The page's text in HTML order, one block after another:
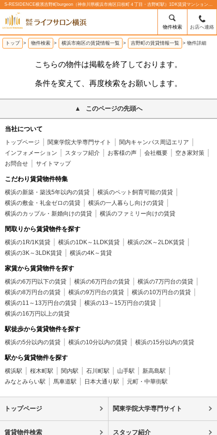
S-RESIDENCE横濱吉野町burgeon（神奈川県横浜市南区日枝町４丁目・吉野町駅）1DK賃貸マンションの賃貸物件情報%% | 株式会社ライフサロン横浜
物件検索 お店へ連絡
トップ > 物件検索 > 横浜市南区の賃貸情報一覧 > 吉野町の賃貸情報一覧 > 物件詳細
こちらの物件は掲載を終了しております。
条件を変えて、再度検索をお願いします。
このページの先頭へ
当社について
トップページ 関東学院大学専門サイト
関内キャンパス周辺エリア
インフォメーション
スタッフ紹介 お客様の声 会社概要
空き家対策
お問合せ
サイトマップ
こだわり賃貸物件特集
横浜の新築・築浅5年以内の賃貸
横浜のペット飼育可能の賃貸
横浜の敷金・礼金ゼロの賃貸
横浜の一人暮らし向けの賃貸
横浜のカップル・新婚向けの賃貸
横浜のファミリー向けの賃貸
間取りから賃貸物件を探す
横浜の1R/1K賃貸 横浜の1DK～1LDK賃貸
横浜の2K～2LDK賃貸
横浜の3K～3LDK賃貸
横浜の4K～賃貸
家賃から賃貸物件を探す
横浜の6万円以下の賃貸 横浜の6万円台の賃貸
横浜の7万円台の賃貸
横浜の8万円台の賃貸
横浜の9万円台の賃貸
横浜の10万円台の賃貸
横浜の11～13万円台の賃貸
横浜の13～15万円台の賃貸
横浜の16万円以上の賃貸
駅徒歩から賃貸物件を探す
横浜の5分以内の賃貸 横浜の10分以内の賃貸 横浜の15分以内の賃貸
駅から賃貸物件を探す
横浜駅 桜木町駅 関内駅 石川町駅 山手駅
新高島駅
みなとみらい駅
馬車道駅 日本大通り駅 元町・中華街駅
トップページ 関東学院大学専門サイト
賃貸物件検索 スタッフ紹介